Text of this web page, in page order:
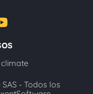
- Todos los